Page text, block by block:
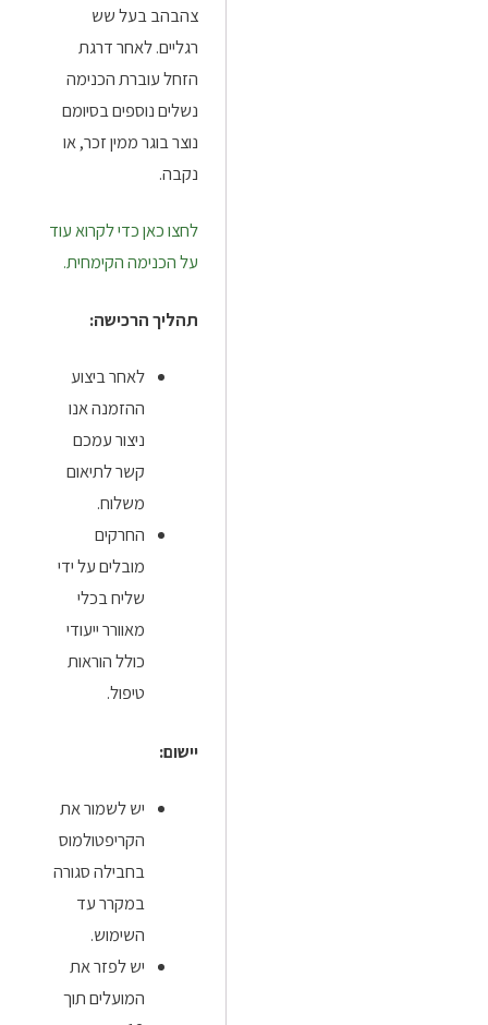
צהבהב בעל שש
רגליים. לאחר דרגת
הזחל עוברת הכנימה
נשלים נוספים בסיומם
נוצר בוגר ממין זכר, או
נקבה.
לחצו כאן כדי לקרוא עוד
על הכנימה הקימחית.
תהליך הרכישה:
לאחר ביצוע
ההזמנה אנו
ניצור עמכם
קשר לתיאום
משלוח.
החרקים
מובלים על ידי
שליח בכלי
מאוורר ייעודי
כולל הוראות
טיפול.
יישום:
יש לשמור את
הקריפטולמוס
בחבילה סגורה
במקרר עד
השימוש.
יש לפזר את
המועלים תוך